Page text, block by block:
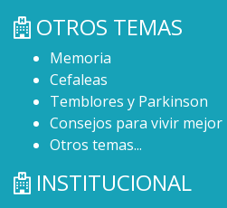
OTROS TEMAS
Memoria
Cefaleas
Temblores y Parkinson
Consejos para vivir mejor
Otros temas...
INSTITUCIONAL